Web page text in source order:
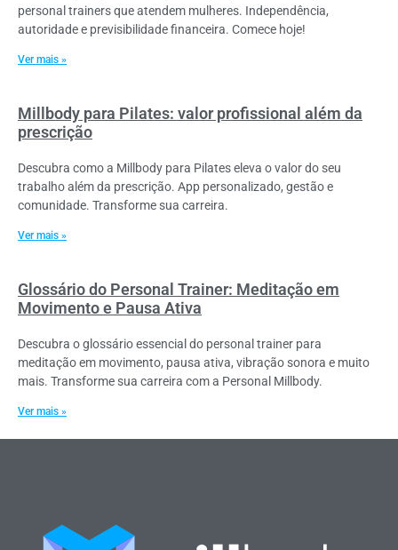
personal trainers que atendem mulheres. Independência,
autoridade e previsibilidade financeira. Comece hoje!
Ver mais »
Millbody para Pilates: valor profissional além da
prescrição
Descubra como a Millbody para Pilates eleva o valor do seu
trabalho além da prescrição. App personalizado, gestão e
comunidade. Transforme sua carreira.
Ver mais »
Glossário do Personal Trainer: Meditação em
Movimento e Pausa Ativa
Descubra o glossário essencial do personal trainer para
meditação em movimento, pausa ativa, vibração sonora e muito
mais. Transforme sua carreira com a Personal Millbody.
Ver mais »